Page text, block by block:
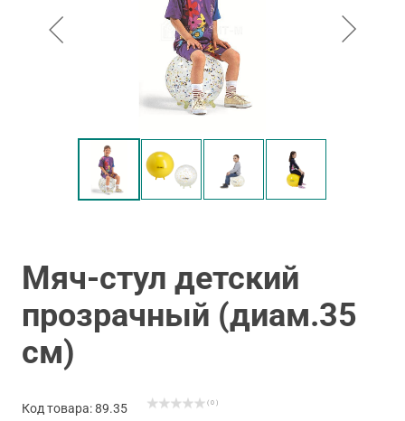
Мяч-стул детский
прозрачный (диам.35
см)
Код товара: 89.35 ( 0 )